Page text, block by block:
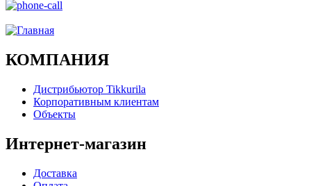
КОМПАНИЯ
Дистрибьютор Tikkurila
Корпоративным клиентам
Объекты
Интернет-магазин
Доставка